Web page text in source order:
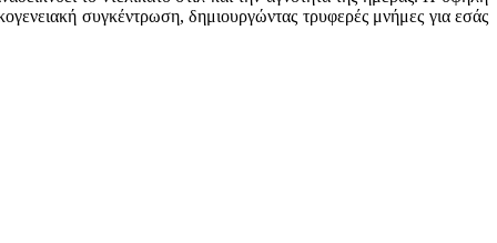
συγκέντρωση, δημιουργώντας τρυφερές μνήμες για εσάς